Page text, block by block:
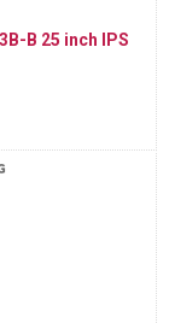
B 25 inch IPS